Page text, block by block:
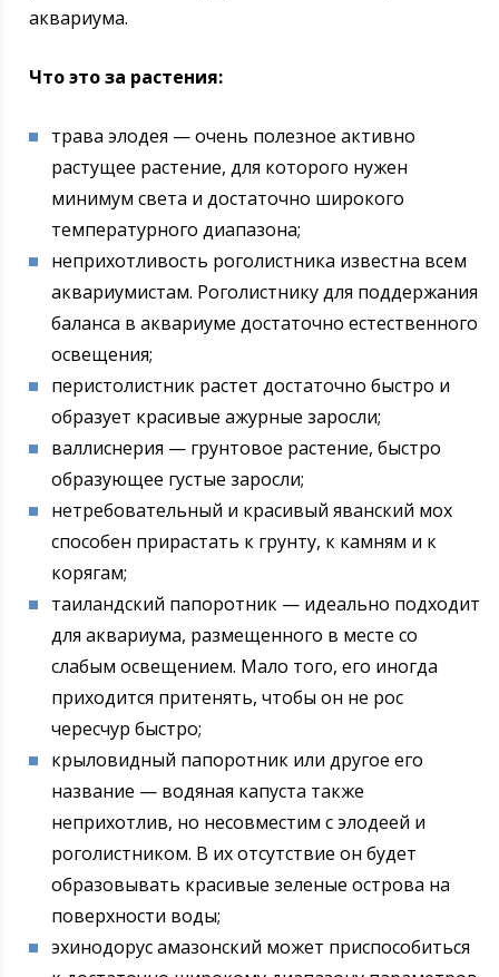
аквариума.
Что это за растения:
трава элодея — очень полезное активно
растущее растение, для которого нужен
минимум света и достаточно широкого
температурного диапазона;
неприхотливость роголистника известна всем
аквариумистам. Роголистнику для поддержания
баланса в аквариуме достаточно естественного
освещения;
перистолистник растет достаточно быстро и
образует красивые ажурные заросли;
валлиснерия — грунтовое растение, быстро
образующее густые заросли;
нетребовательный и красивый яванский мох
способен прирастать к грунту, к камням и к
корягам;
таиландский папоротник — идеально подходит
для аквариума, размещенного в месте со
слабым освещением. Мало того, его иногда
приходится притенять, чтобы он не рос
чересчур быстро;
крыловидный папоротник или другое его
название — водяная капуста также
неприхотлив, но несовместим с элодеей и
роголистником. В их отсутствие он будет
образовывать красивые зеленые острова на
поверхности воды;
эхинодорус амазонский может приспособиться